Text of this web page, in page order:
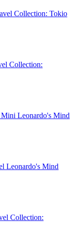
Collection: Tokio
Collection:
Leonardo's Mind
Leonardo's Mind
Collection: